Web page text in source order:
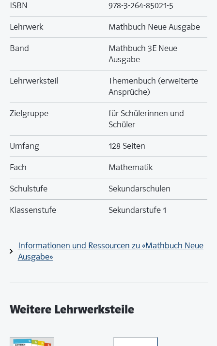
ISBN 978-3-264-85021-5
Lehrwerk Mathbuch Neue Ausgabe
Band
Mathbuch 3E Neue
Ausgabe
Lehrwerksteil
Themenbuch (erweiterte
Ansprüche)
Zielgruppe
für Schülerinnen und
Schüler
Umfang 128 Seiten
Fach Mathematik
Schulstufe Sekundarschulen
Klassenstufe Sekundarstufe 1
Informationen und Ressourcen zu «Mathbuch Neue
Ausgabe»
Weitere Lehrwerksteile